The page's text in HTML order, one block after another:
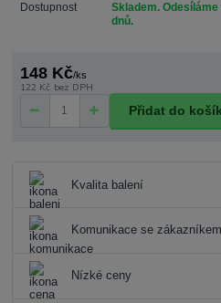
Dostupnost
Skladem.
dnů.
148 Kč/ks
122 Kč bez DPH
Přidat do
Kvalita balení
Komunikace se zákazníkem
Nízké ceny